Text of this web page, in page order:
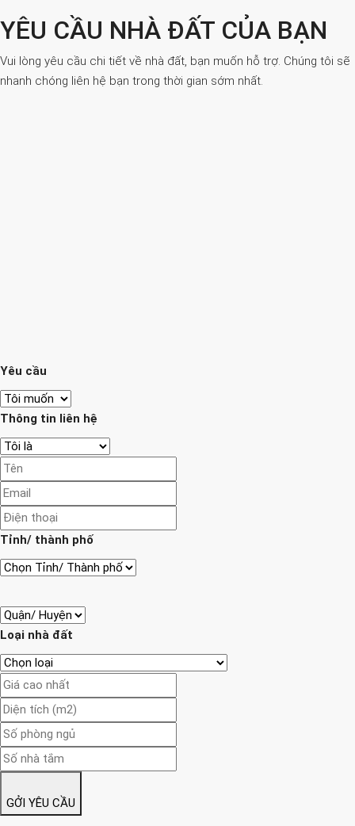
YÊU CẦU NHÀ ĐẤT CỦA BẠN
Vui lòng yêu cầu chi tiết về nhà đất, bạn muốn hỗ trợ. Chúng tôi sẽ
nhanh chóng liên hệ bạn trong thời gian sớm nhất.
Yêu cầu
Thông tin liên hệ
Tỉnh/ thành phố
Loại nhà đất
GỞI YÊU CẦU